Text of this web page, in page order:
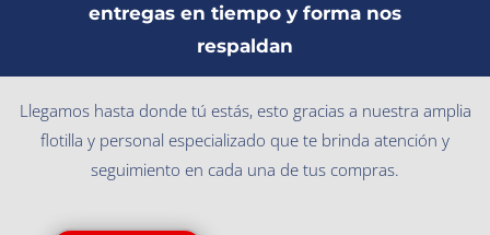
entregas en tiempo y forma nos
respaldan
Llegamos hasta donde tú estás, esto gracias a nuestra amplia
flotilla y personal especializado que te brinda atención y
seguimiento en cada una de tus compras.